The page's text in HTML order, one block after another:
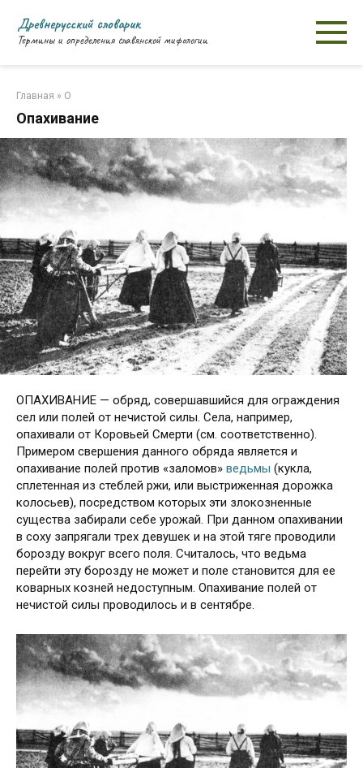
контенту
Древнерусский словарик
Термины и определения славянской мифологии
Главная » О
Опахивание
ОПАХИВАНИЕ — обряд, совершавшийся для ограждения
сел или полей от нечистой силы. Села, например,
опахивали от Коровьей Смерти (см. соответственно).
Примером свершения данного обряда является и
опахивание полей против «заломов» ведьмы (кукла,
сплетенная из стеблей ржи, или выстриженная дорожка
колосьев), посредством которых эти злокозненные
существа забирали себе урожай. При данном опахивании
в соху запрягали трех девушек и на этой тяге проводили
борозду вокруг всего поля. Считалось, что ведьма
перейти эту борозду не может и поле становится для ее
коварных козней недоступным. Опахивание полей от
нечистой силы проводилось и в сентябре.